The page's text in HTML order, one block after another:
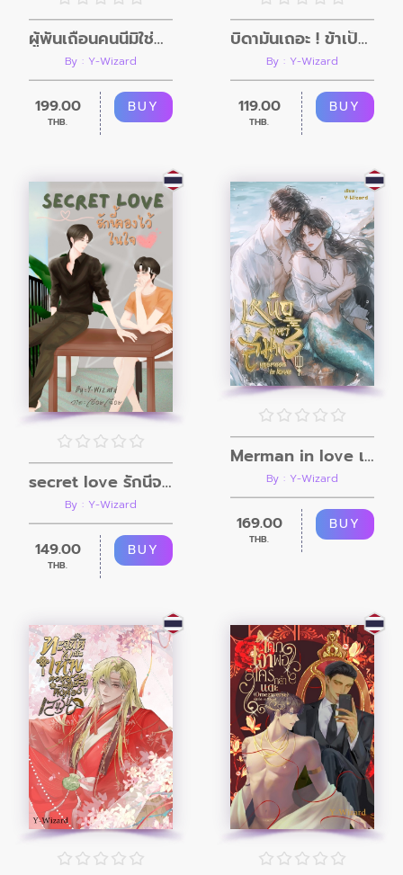
ผู้พันเถื่อนคนนี้มิใช่บิดาเจ้า
By : Y-Wizard
199.00
THB.
BUY
บิดามันเถอะ ! ข้าเป็นเกอใต้กรงเล็บทรราช
By : Y-Wizard
119.00
THB.
BUY
secret love รักนี้จองไว้ในใจ
By : Y-Wizard
149.00
THB.
BUY
Merman in love เหนือมหาสมุทร
By : Y-Wizard
169.00
THB.
BUY